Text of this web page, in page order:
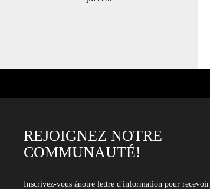
REJOIGNEZ NOTRE
COMMUNAUTÉ!
Inscrivez-vous ànotre lettre d'information pour recevoir